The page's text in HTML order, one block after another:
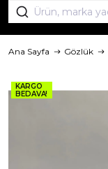
Ana Sayfa Gözlük
KARGO
BEDAVA!